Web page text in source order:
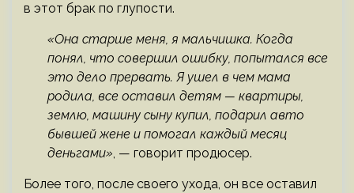
в этот брак по глупости.
«Она старше меня, я мальчишка. Когда
понял, что совершил ошибку, попытался все
это дело прервать. Я ушел в чем мама
родила, все оставил детям — квартиры,
землю, машину сыну купил, подарил авто
бывшей жене и помогал каждый месяц
деньгами», — говорит продюсер.
Более того, после своего ухода, он все оставил